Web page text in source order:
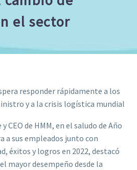
el sector
responder rápidamente a los
y a la crisis logística mundial
CEO de HMM, en el saludo de Año
a sus empleados junto con
éxitos y logros en 2022, destacó
mayor desempeño desde la